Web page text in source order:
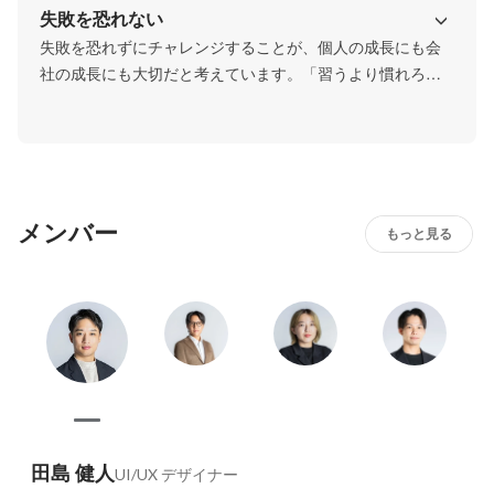
失敗を恐れない
失敗を恐れずにチャレンジすることが、個人の成長にも会
社の成長にも大切だと考えています。「習うより慣れろ」
メンバー もっと見る
田島 健人UI/UX デザイナー